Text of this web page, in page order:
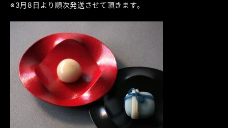
※3月8日より順次発送させて頂きます。